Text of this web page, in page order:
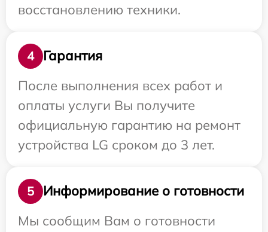
восстановлению техники.
4
Гарантия
После выполнения всех работ и
оплаты услуги Вы получите
официальную гарантию на ремонт
устройства LG сроком до 3 лет.
5
Информирование о готовности
Мы сообщим Вам о готовности